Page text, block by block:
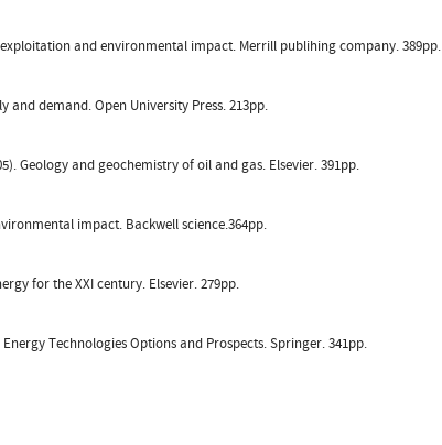
and environmental impact. Merrill publihing company. 389pp.
and demand. Open University Press. 213pp.
Geology and geochemistry of oil and gas. Elsevier. 391pp.
impact. Backwell science.364pp.
for the XXI century. Elsevier. 279pp.
Energy Technologies Options and Prospects. Springer. 341pp.